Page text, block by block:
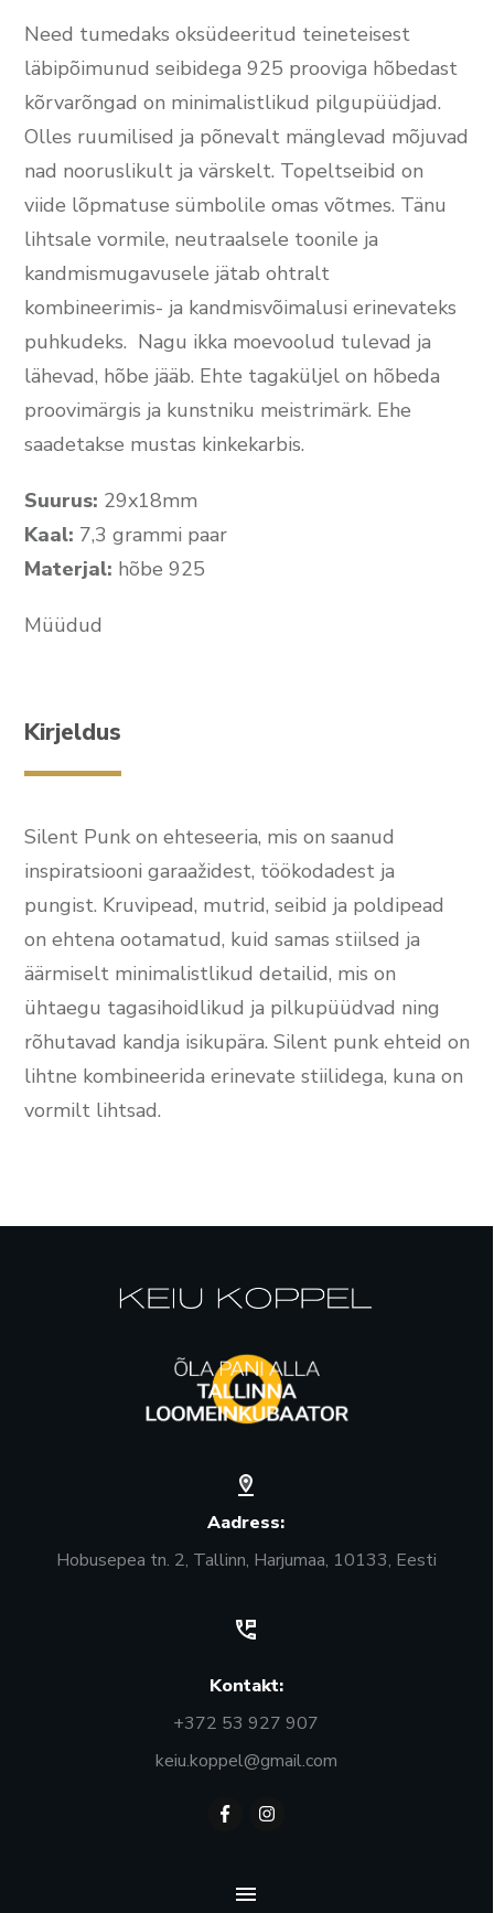
Need tumedaks oksüdeeritud teineteisest
läbipõimunud seibidega 925 prooviga hõbedast
kõrvarõngad on minimalistlikud pilgupüüdjad.
Olles ruumilised ja põnevalt mänglevad mõjuvad
nad nooruslikult ja värskelt. Topeltseibid on
viide lõpmatuse sümbolile omas võtmes. Tänu
lihtsale vormile, neutraalsele toonile ja
kandmismugavusele jätab ohtralt
kombineerimis- ja kandmisvõimalusi erinevateks
puhkudeks. Nagu ikka moevoolud tulevad ja
lähevad, hõbe jääb. Ehte tagaküljel on hõbeda
proovimärgis ja kunstniku meistrimärk. Ehe
saadetakse mustas kinkekarbis.
Suurus: 29x18mm
Kaal: 7,3 grammi paar
Materjal: hõbe 925
Müüdud
Kirjeldus
Silent Punk on ehteseeria, mis on saanud
inspiratsiooni garaažidest, töökodadest ja
pungist. Kruvipead, mutrid, seibid ja poldipead
on ehtena ootamatud, kuid samas stiilsed ja
äärmiselt minimalistlikud detailid, mis on
ühtaegu tagasihoidlikud ja pilkupüüdvad ning
rõhutavad kandja isikupära. Silent punk ehteid on
lihtne kombineerida erinevate stiilidega, kuna on
vormilt lihtsad.
Aadress:
Hobusepea tn. 2, Tallinn, Harjumaa, 10133, Eesti
Kontakt:
+372 53 927 907
keiu.koppel@gmail.com